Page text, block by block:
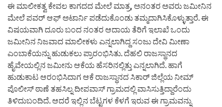
ಈ ಮಾಲೀಕತ್ವ ಕೇವಲ ಕಾಗದದ ಮೇಲೆ ಮಾತ್ರ, ಅನಂತರ ಅವರು ಜಮೀನಿನ
ಮೇಲೆ ಪವರ್ ಆಫ್ ಅಟಾರ್ನಿ ಪಡೆದುಕೊಂಡು ತಮ್ಮದಾಗಿಸಿಕೊಳ್ಳುತ್ತಾರೆ. ಈ
ವಿಷಯವಾಗಿ ದೂರು ಬಂದ ನಂತರ ಆದಾಯ ತೆರಿಗೆ ಇಲಾಖೆ ಒಂದು
ಜಮೀನಿನ ನಿಜವಾದ ಮಾಲೀಕಳು ಎನ್ನಲಾಗಿದ್ದ ಸಂಜು ದೇವಿ ಮೀಣಾ
ಎಂಬಾಕೆಯನ್ನು ಹುಡುಕಲು ಪ್ರಾರಂಭಿಸಿತು. ದೆಹಲಿ ರಾಜಸ್ಥಾನದ
ಹೈವೇಯಲ್ಲಿನ ಜಮೀನು ಆಕೆಯ ಹೆಸರಿನಲ್ಲಿತ್ತು ಎನ್ನಲಾಗಿದೆ. ಹಾಗೆ
ಹುಡುಕಾಟ ಆರಂಭಿಸಿದಾಗ ಆಕೆ ರಾಜಸ್ಥಾನದ ಸಿಕಾರ್ ಜಿಲ್ಲೆಯ ನೀಮ್
ಪೊಲೀಸ್ ಠಾಣೆ ತಹಸಿಲ್ನ ದೀಪವಾಸ್ ಗ್ರಾಮದಲ್ಲಿ ವಾಸಿಸುತ್ತಿದ್ದಾರೆಂದು
ತಿಳಿದುಬಂದಿದೆ. ಆದರೆ ಇಲ್ಲಿನ ಬೆಟ್ಟಗಳ ಕೆಳಗೆ ಇರುವ ಈ ಗ್ರಾಮವನ್ನು